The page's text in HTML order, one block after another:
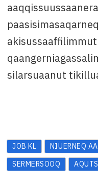
silarsuaanut
JOB KL NIUERNEQ
SERMERSOOQ